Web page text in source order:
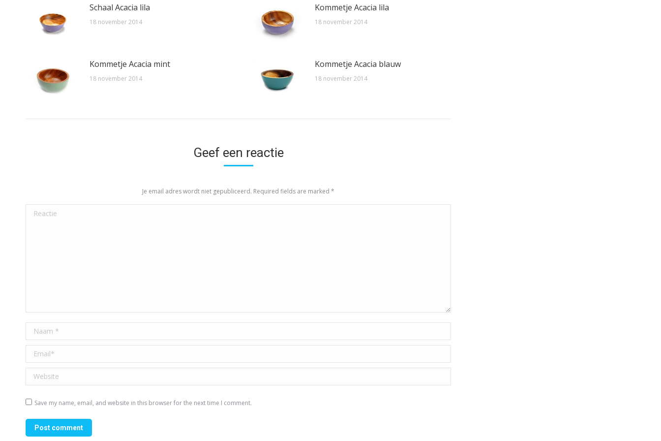
Schaal Acacia lila
18 november 2014
Kommetje Acacia lila
18 november 2014
Kommetje Acacia mint
18 november 2014
Kommetje Acacia blauw
18 november 2014
Geef een reactie
Je email adres wordt niet gepubliceerd. Required fields are marked *
Reactie
Naam *
Email *
Website
Save my name, email, and website in this browser for the next time I comment.
Post comment